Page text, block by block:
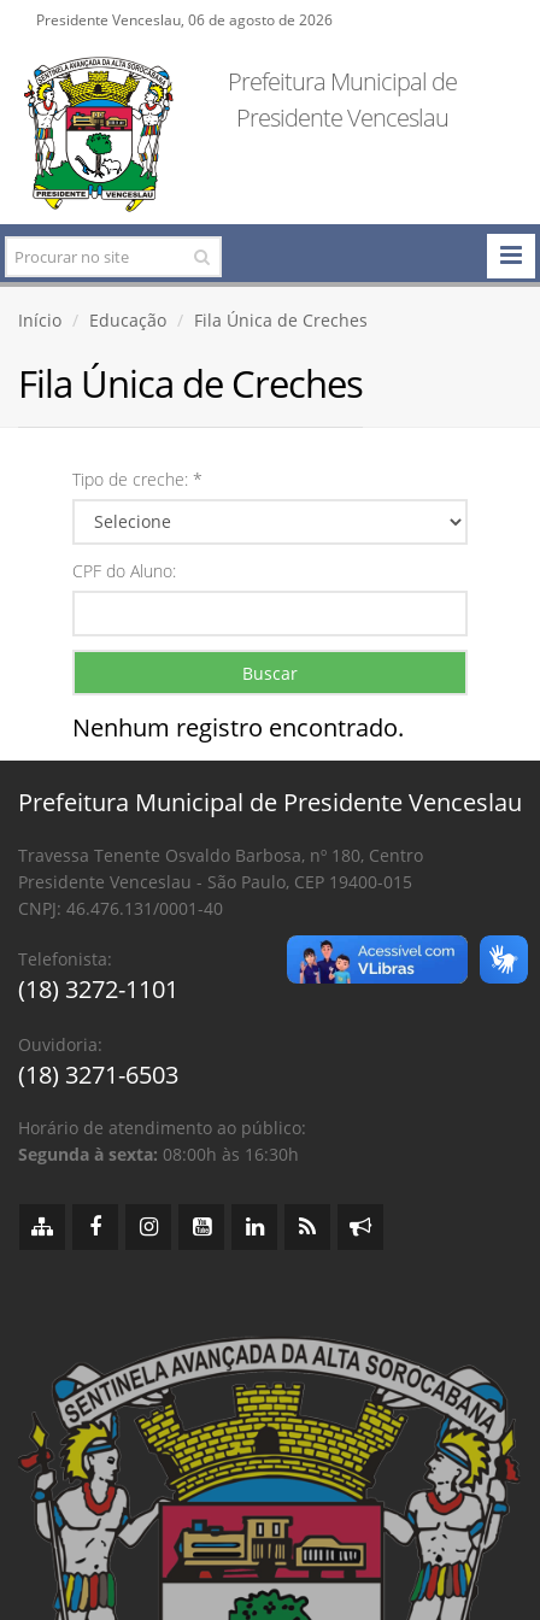
Presidente Venceslau, 06 de agosto de 2026
Prefeitura Municipal de
Presidente Venceslau
Início Educação Fila Única de Creches
Fila Única de Creches
Tipo de creche: *
CPF do Aluno:
Buscar
Nenhum registro encontrado.
Prefeitura Municipal de Presidente Venceslau
Travessa Tenente Osvaldo Barbosa, nº 180, Centro
Presidente Venceslau - São Paulo, CEP 19400-015
CNPJ: 46.476.131/0001-40
Telefonista:
(18) 3272-1101
Ouvidoria:
(18) 3271-6503
Horário de atendimento ao público:
Segunda à sexta: 08:00h às 16:30h